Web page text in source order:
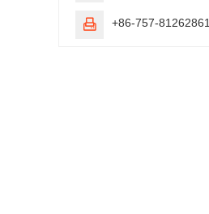
 +86-757-81262861